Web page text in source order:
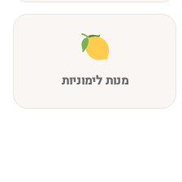
מנות לימוניות